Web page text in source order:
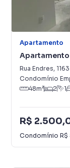
Apartamento
Apartamento
Bandeiras
Rua Endres, 1163
Condomínio
48m² 2 1
R$
Condomínio